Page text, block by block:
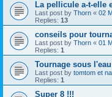
La pellicule a-t-elle
Last post by Thorn « 02
Replies: 13
conseils pour
Last post by Thorn « 01
Replies: 1
Tournage sous l'eau
Last post by tomtom et
Replies: 1
Super 8 !!!